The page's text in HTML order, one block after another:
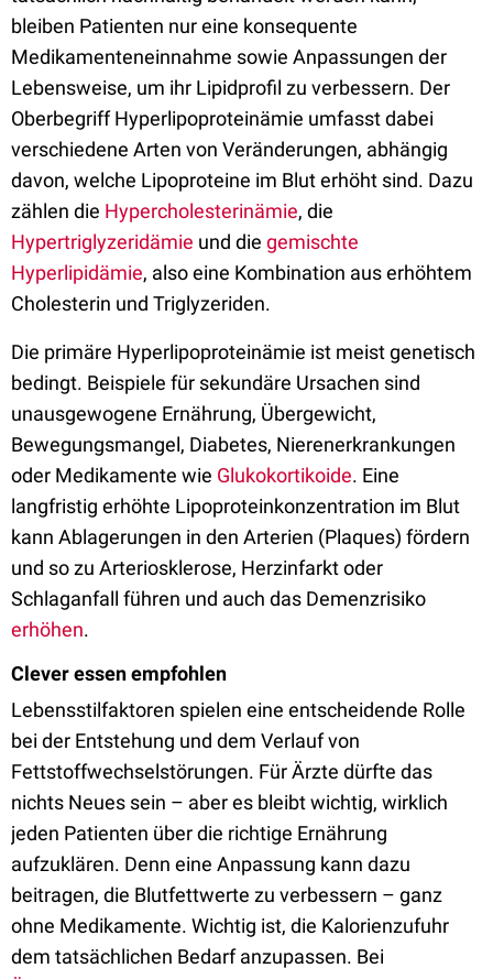
bleiben Patienten nur eine konsequente
Medikamenteneinnahme sowie Anpassungen der
Lebensweise, um ihr Lipidprofil zu verbessern. Der
Oberbegriff Hyperlipoproteinämie umfasst dabei
verschiedene Arten von Veränderungen, abhängig
davon, welche Lipoproteine im Blut erhöht sind. Dazu
zählen die Hypercholesterinämie, die
Hypertriglyzeridämie und die gemischte
Hyperlipidämie, also eine Kombination aus erhöhtem
Cholesterin und Triglyzeriden.
Die primäre Hyperlipoproteinämie ist meist genetisch
bedingt. Beispiele für sekundäre Ursachen sind
unausgewogene Ernährung, Übergewicht,
Bewegungsmangel, Diabetes, Nierenerkrankungen
oder Medikamente wie Glukokortikoide. Eine
langfristig erhöhte Lipoproteinkonzentration im Blut
kann Ablagerungen in den Arterien (Plaques) fördern
und so zu Arteriosklerose, Herzinfarkt oder
Schlaganfall führen und auch das Demenzrisiko
erhöhen.
Clever essen empfohlen
Lebensstilfaktoren spielen eine entscheidende Rolle
bei der Entstehung und dem Verlauf von
Fettstoffwechselstörungen. Für Ärzte dürfte das
nichts Neues sein – aber es bleibt wichtig, wirklich
jeden Patienten über die richtige Ernährung
aufzuklären. Denn eine Anpassung kann dazu
beitragen, die Blutfettwerte zu verbessern – ganz
ohne Medikamente. Wichtig ist, die Kalorienzufuhr
dem tatsächlichen Bedarf anzupassen. Bei